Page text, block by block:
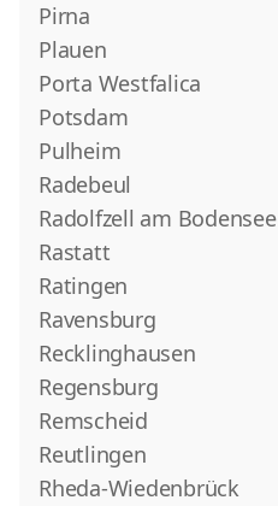
Pirna
Plauen
Porta Westfalica
Potsdam
Pulheim
Radebeul
Radolfzell am Bodensee
Rastatt
Ratingen
Ravensburg
Recklinghausen
Regensburg
Remscheid
Reutlingen
Rheda-Wiedenbrück